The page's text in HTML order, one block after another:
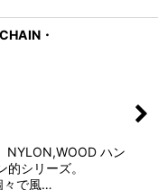
・
ハン
的シリーズ。
々で風…